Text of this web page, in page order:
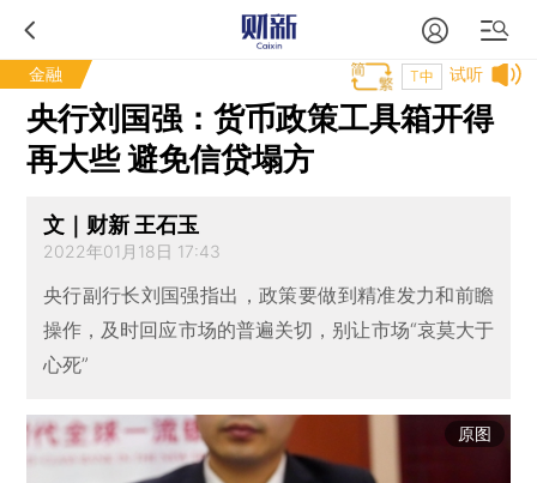
金融 试听
T中
央行刘国强：货币政策工具箱开得
再大些 避免信贷塌方
文｜财新 王石玉
2022年01月18日 17:43
央行副行长刘国强指出，政策要做到精准发力和前瞻
操作，及时回应市场的普遍关切，别让市场“哀莫大于
心死”
原图